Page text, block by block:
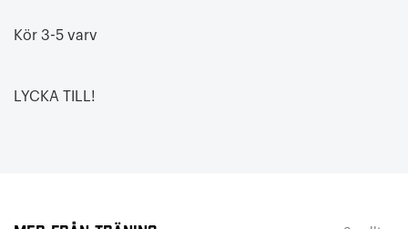
Kör 3-5 varv
LYCKA TILL!